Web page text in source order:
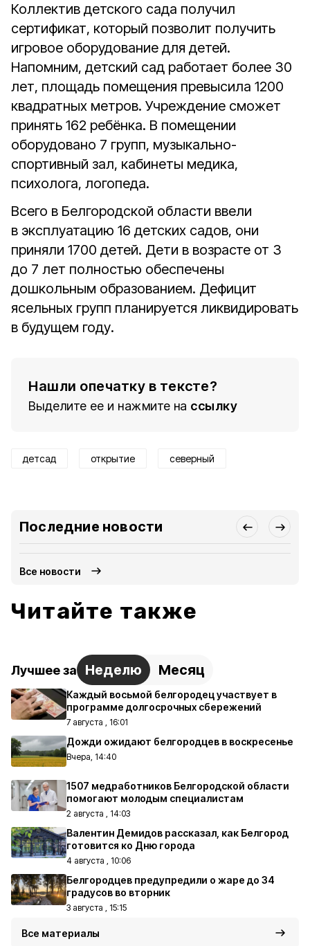
Коллектив детского сада получил
сертификат, который позволит получить
игровое оборудование для детей.
Напомним, детский сад работает более 30
лет, площадь помещения превысила 1200
квадратных метров. Учреждение сможет
принять 162 ребёнка. В помещении
оборудовано 7 групп, музыкально-
спортивный зал, кабинеты медика,
психолога, логопеда.
Всего в Белгородской области ввели
в эксплуатацию 16 детских садов, они
приняли 1700 детей. Дети в возрасте от 3
до 7 лет полностью обеспечены
дошкольным образованием. Дефицит
ясельных групп планируется ликвидировать
в будущем году.
Нашли опечатку в тексте?
Выделите ее и нажмите на ссылку
детсад открытие северный
Последние новости
Все новости
Читайте также
Лучшее за Неделю Месяц
Каждый восьмой белгородец участвует в
программе долгосрочных сбережений
7 августа , 16:01
Дожди ожидают белгородцев в воскресенье
Вчера, 14:40
1507 медработников Белгородской области
помогают молодым специалистам
2 августа , 14:03
Валентин Демидов рассказал, как Белгород
готовится ко Дню города
4 августа , 10:06
Белгородцев предупредили о жаре до 34
градусов во вторник
3 августа , 15:15
Все материалы